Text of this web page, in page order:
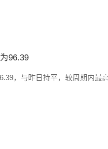
96.39
，与昨日持平，较周期内最